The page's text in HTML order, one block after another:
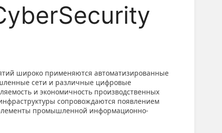
широко применяются автоматизированные
сети и различные цифровые
и экономичность производственных
сопровождаются появлением
промышленной информационно-